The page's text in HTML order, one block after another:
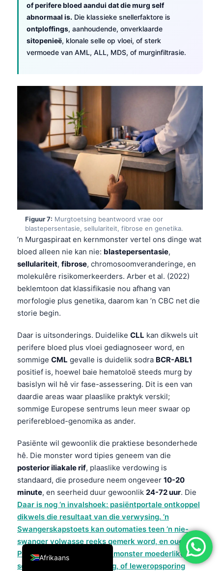
of perifere bloed aandui dat die murg self
abnormaal is. Die klassieke snellerfaktore is
ontploffings, aanhoudende, onverklaarde
sitopenieë, klonale selle op vloei, of sterk
vermoede van AML, ALL, MDS, of murginfiltrasie.
Figuur 7: Murgtoetsing beantwoord vrae oor
blastepersentasie, sellulariteit, fibrose en genetika.
’n Murgaspiraat en kernmonster vertel ons dinge wat
bloed alleen nie kan nie: blastepersentasie,
sellulariteit, fibrose, chromosoomveranderinge, en
molekulêre risikomerkeerders. Arber et al. (2022)
beklemtoon dat klassifikasie nou afhang van
morfologie plus genetika, daarom kan ’n CBC net die
storie begin.
Daar is uitsonderings. Duidelike CLL kan dikwels uit
perifere bloed plus vloei gediagnoseer word, en
sommige CML gevalle is duidelik sodra BCR-ABL1
positief is, hoewel baie hematoloë steeds murg by
basislyn wil hê vir fase-assessering. Dit is een van
daardie areas waar plaaslike praktyk verskil;
sommige Europese sentrums leun meer swaar op
periferebloed-genomika as ander.
Pasiënte wil gewoonlik die praktiese besonderhede
hê. Die monster word tipies geneem van die
posterior iliakale rif, plaaslike verdowing is
standaard, die prosedure neem ongeveer 10-20
minute, en seerheid duur gewoonlik 24-72 uur. Die
Daar is nog ’n invalshoek: pasiëntportale ontkoppel
dikwels die resultaat van die verwysing. ’n
Swangerskapstoets kan outomaties teen ’n nie-
swanger volwasse reeks gemerk word, en ouer
PDF’s kan wegsteek of die monster moederlike
serum, onkologie-opvolging, of leweropsporing
Afrikaans
English
Deutsch
العربية
Français
עִבְרִית
Italiano
Español
Português
Ελληνικά
Türkçe
Română
简体中文
فارسی
Български
Dansk
Nederlands
हिन्दी
Bahasa Indonesia
Հայերեն
Íslenska
Српски језик
Azərbaycan dili
Eesti
日本語
Čeština
ქართული
Русский
Polski
한국어
Slovenščina
Magyar